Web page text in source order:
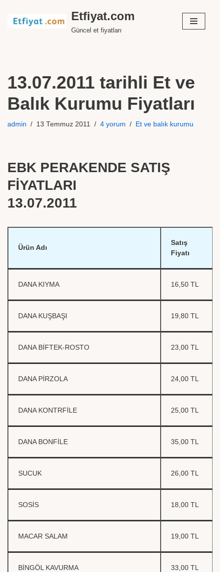
İçeriğe
Etfiyat.com
Güncel et fiyatları
13.07.2011 tarihli Et ve
Balık Kurumu Fiyatları
admin 13 Temmuz 2011 4 yorum Et ve balık kurumu
EBK PERAKENDE SATIŞ
FİYATLARI
13.07.2011
Ürün Adı
Satış
Fiyatı
DANA KIYMA 16,50 TL
DANA KUŞBAŞI 19,80 TL
DANA BİFTEK-ROSTO 23,00 TL
DANA PİRZOLA 24,00 TL
DANA KONTRFİLE 25,00 TL
DANA BONFİLE 35,00 TL
SUCUK 26,00 TL
SOSİS 18,00 TL
MACAR SALAM 19,00 TL
BİNGÖL KAVURMA 33,00 TL